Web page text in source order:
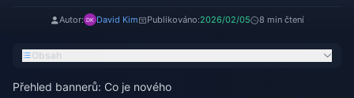
Autor: David Kim Publikováno:2026/02/05 8 min čtení
Obsah
Přehled bannerů: Co je nového